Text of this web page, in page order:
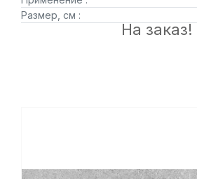
Размер, см :
На заказ!